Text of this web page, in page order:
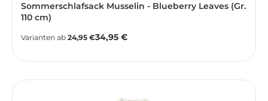
Sommerschlafsack Musselin - Blueberry Leaves (Gr.
110 cm)
Varianten ab 24,95 €
Regulärer Preis:34,95 €